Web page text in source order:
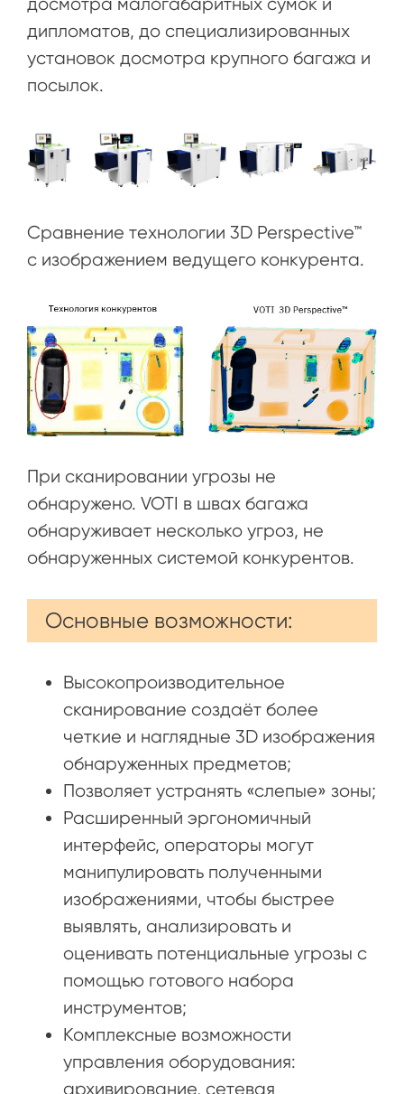
дипломатов, до специализированных
установок досмотра крупного багажа и
посылок.
Сравнение технологии 3D Perspective™
с изображением ведущего конкурента.
При сканировании угрозы не
обнаружено. VOTI в швах багажа
обнаруживает несколько угроз, не
обнаруженных системой конкурентов.
Основные возможности:
Высокопроизводительное
сканирование создаёт более
четкие и наглядные 3D изображения
обнаруженных предметов;
Позволяет устранять «слепые» зоны;
Расширенный эргономичный
интерфейс, операторы могут
манипулировать полученными
изображениями, чтобы быстрее
выявлять, анализировать и
оценивать потенциальные угрозы с
помощью готового набора
инструментов;
Комплексные возможности
управления оборудования:
архивирование, сетевая